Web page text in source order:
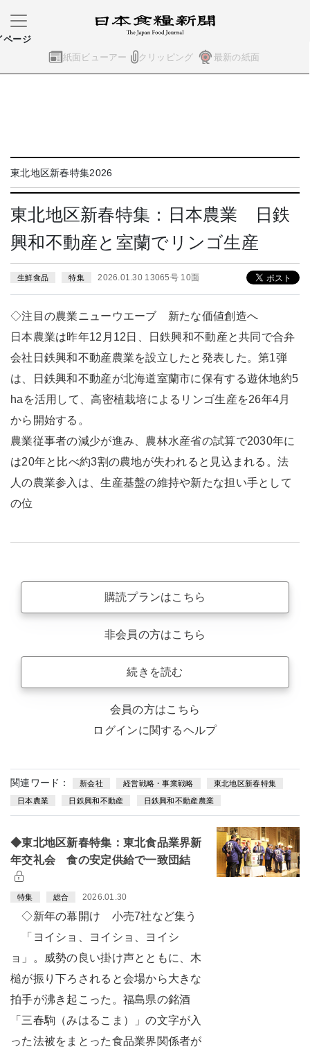
紙面ビューアー クリッピング 最新の紙面
ページ
東北地区新春特集2026
東北地区新春特集：日本農業 日鉄
興和不動産と室蘭でリンゴ生産
生鮮食品 特集 2026.01.30 13065号 10面
◇注目の農業ニューウエーブ 新たな価値創造へ
日本農業は昨年12月12日、日鉄興和不動産と共同で合弁
会社日鉄興和不動産農業を設立したと発表した。第1弾
は、日鉄興和不動産が北海道室蘭市に保有する遊休地約5
haを活用して、高密植栽培によるリンゴ生産を26年4月
から開始する。
農業従事者の減少が進み、農林水産省の試算で2030年に
は20年と比べ約3割の農地が失われると見込まれる。法
人の農業参入は、生産基盤の維持や新たな担い手として
の位
購読プランはこちら
非会員の方はこちら
続きを読む
会員の方はこちら
ログインに関するヘルプ
関連ワード： 新会社 経営戦略・事業戦略 東北地区新春特集
日本農業 日鉄興和不動産 日鉄興和不動産農業
◆東北地区新春特集：東北食品業界新
年交礼会 食の安定供給で一致団結
特集 総合 2026.01.30
◇新年の幕開け 小売7社など集う
「ヨイショ、ヨイショ、ヨイシ
ョ」。威勢の良い掛け声とともに、木
槌が振り下ろされると会場から大きな
拍手が沸き起こった。福島県の銘酒
「三春駒（みはるこま）」の文字が入
った法被をまとった食品業界関係者が